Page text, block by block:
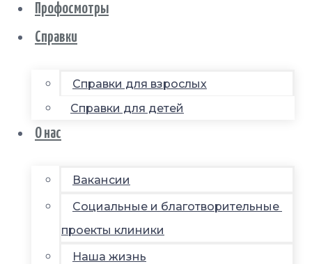
Профосмотры
Справки
Справки для взрослых
Справки для детей
О нас
Вакансии
Социальные и благотворительные
проекты клиники
Наша жизнь